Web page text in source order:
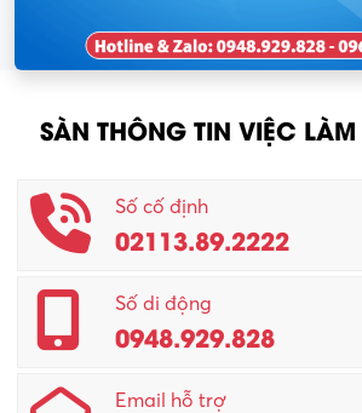
SÀN THÔNG TIN VIỆC
Số cố định
02113.89.2222
Số di động
0948.929.828
Email hỗ trợ